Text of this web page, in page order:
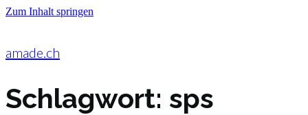
Zum Inhalt springen
amade.ch
Schlagwort: sps